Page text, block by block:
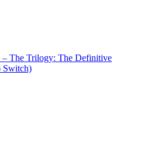
The Trilogy: The Definitive
Switch)